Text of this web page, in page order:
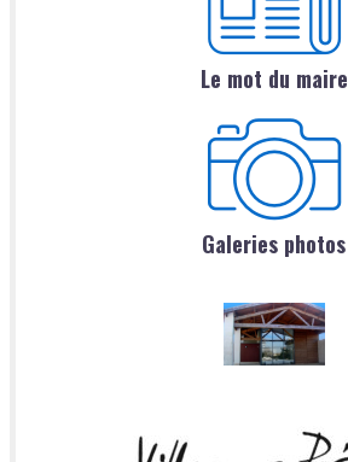
Le mot du maire
Galeries photos